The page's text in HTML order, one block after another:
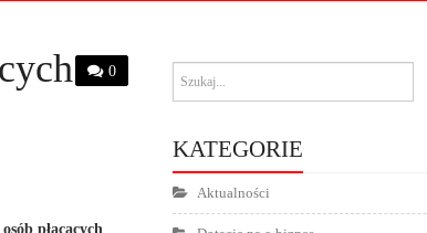
0
płacących
KATEGORIE
Aktualności